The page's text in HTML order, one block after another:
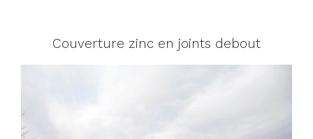
Couverture zinc en joints debout